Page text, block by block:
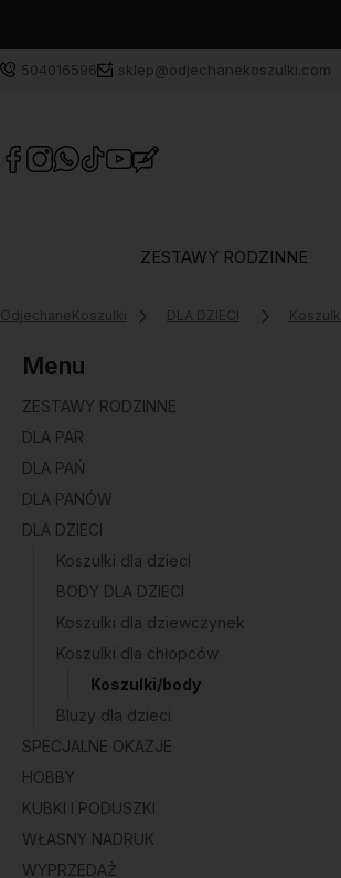
504016596 sklep@odjechanekoszulki.com
ZESTAWY RODZINNE
OdjechaneKoszulki DLA DZIECI
Menu
ZESTAWY RODZINNE
DLA PAR
DLA PAŃ
DLA PANÓW
DLA DZIECI
Koszulki dla dzieci
BODY DLA DZIECI
Koszulki dla dziewczynek
Koszulki dla chłopców
Koszulki/body
Bluzy dla dzieci
SPECJALNE OKAZJE
HOBBY
KUBKI I PODUSZKI
WŁASNY NADRUK
WYPRZEDAŻ